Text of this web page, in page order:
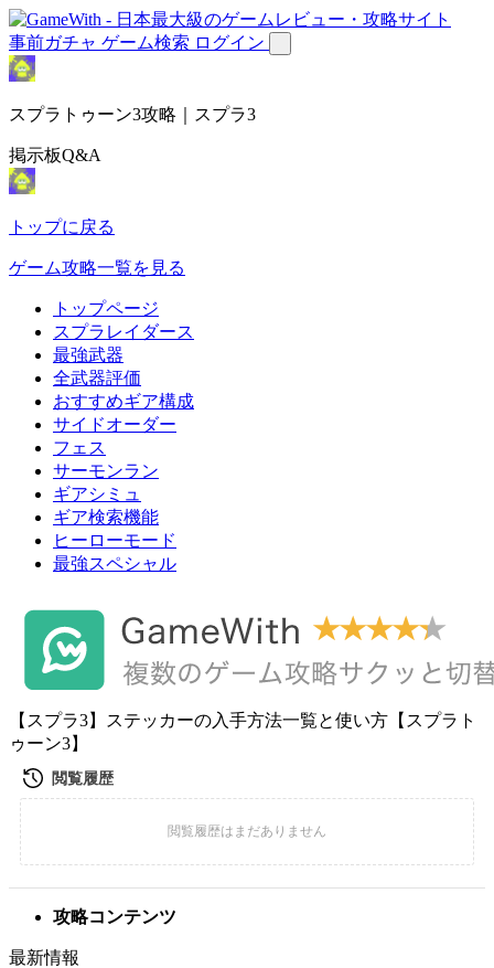
事前ガチャ ゲーム検索 ログイン
スプラトゥーン3攻略｜スプラ3
掲示板Q&A
トップに戻る
ゲーム攻略一覧を見る
トップページ
スプラレイダース
最強武器
全武器評価
おすすめギア構成
サイドオーダー
フェス
サーモンラン
ギアシミュ
ギア検索機能
ヒーローモード
最強スペシャル
【スプラ3】ステッカーの入手方法一覧と使い方【スプラト
ゥーン3】
攻略コンテンツ
最新情報